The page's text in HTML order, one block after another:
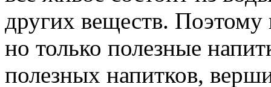
других веществ.
но только полезные
полезных напитков,